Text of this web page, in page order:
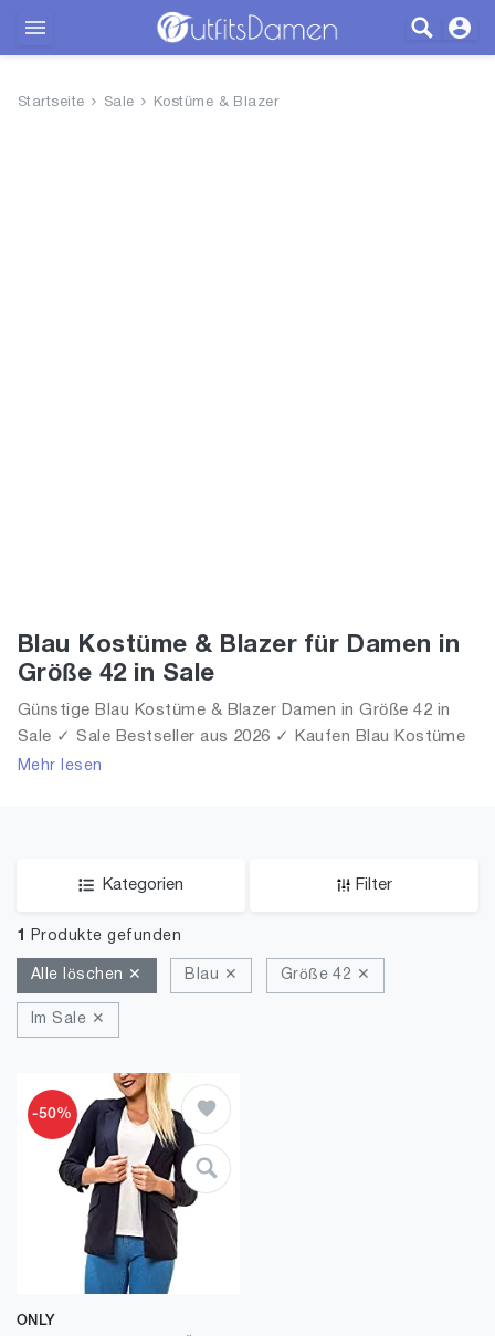
Startseite Sale Kostüme & Blazer
Blau Kostüme & Blazer für Damen in
Größe 42 in Sale
Günstige Blau Kostüme & Blazer Damen in Größe 42 in
Sale ✓ Sale Bestseller aus 2026 ✓ Kaufen Blau Kostüme
& Blazer für Frauen in Größe 42 in Sale!
Mehr lesen
Kategorien Filter
1 Produkte gefunden
Alle löschen ✕ Blau ✕ Größe 42 ✕
Im Sale ✕
-50%
ONLY